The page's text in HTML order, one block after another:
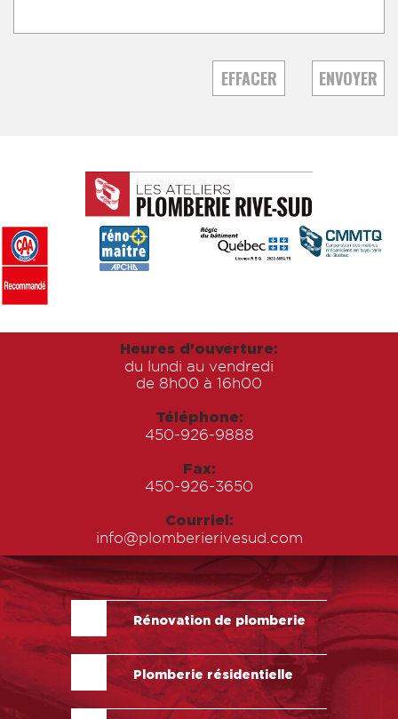
EFFACER ENVOYER
Heures d'ouverture:
du lundi au vendredi
de 8h00 à 16h00
Téléphone:
450-926-9888
Fax:
450-926-3650
Courriel:
info@plomberierivesud.com
Rénovation de plomberie
Plomberie résidentielle